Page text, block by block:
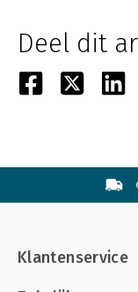
Deel dit
Klantenservice